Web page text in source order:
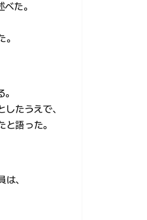
た。
たうえで、
語った。
、